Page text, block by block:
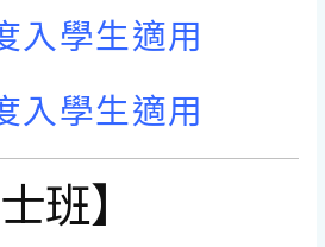
入學生適用
入學生適用
班】